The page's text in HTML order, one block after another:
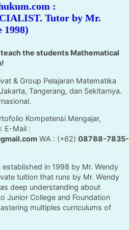
:
Tutor by Mr.
1998)
the students Mathematical
& Group Pelajaran Matematika
Tangerang, dan Sekitarnya.
Kompetensi Mengajar,
E-Mail :
WA : (+62) 08788-7835-
established in 1998 by Mr. Wendy
tuition that runs by Mr. Wendy
deep understanding about
Junior College and Foundation
multiples curriculums of